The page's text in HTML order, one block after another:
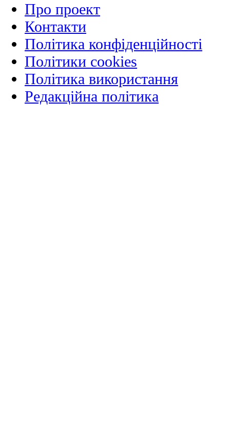
Про проект
Контакти
Політика конфіденційності
Політики cookies
Політика використання
Редакційна політика